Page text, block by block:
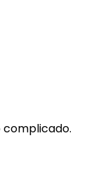
complicado.